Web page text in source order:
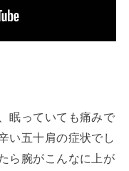
眠っていても痛みで
い五十肩の症状でし
ら腕がこんなに上が